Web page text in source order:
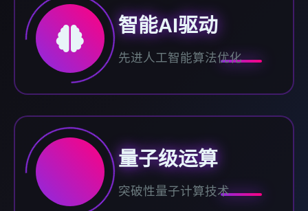
智能AI驱动
先进人工智能算法优化
量子级运算
突破性量子计算技术